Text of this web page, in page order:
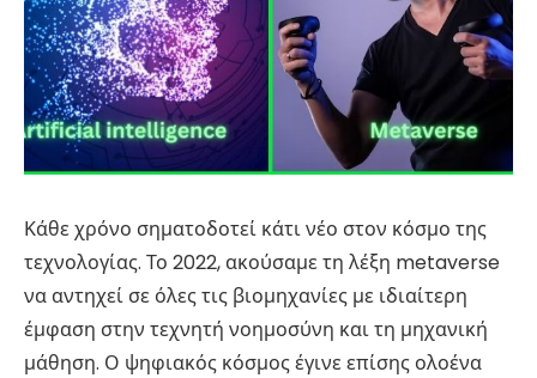
Κάθε χρόνο σηματοδοτεί κάτι νέο στον κόσμο της
τεχνολογίας. Το 2022, ακούσαμε τη λέξη metaverse
να αντηχεί σε όλες τις βιομηχανίες με ιδιαίτερη
έμφαση στην τεχνητή νοημοσύνη και τη μηχανική
μάθηση. Ο ψηφιακός κόσμος έγινε επίσης ολοένα